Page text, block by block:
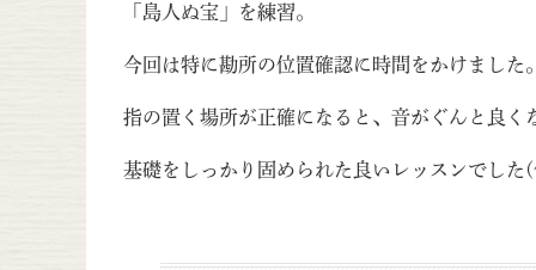
「島人ぬ宝」を練習。
今回は特に勘所の位置確認に時間をかけました
指の置く場所が正確になると、音がぐんと良く
基礎をしっかり固められた良いレッスンでし